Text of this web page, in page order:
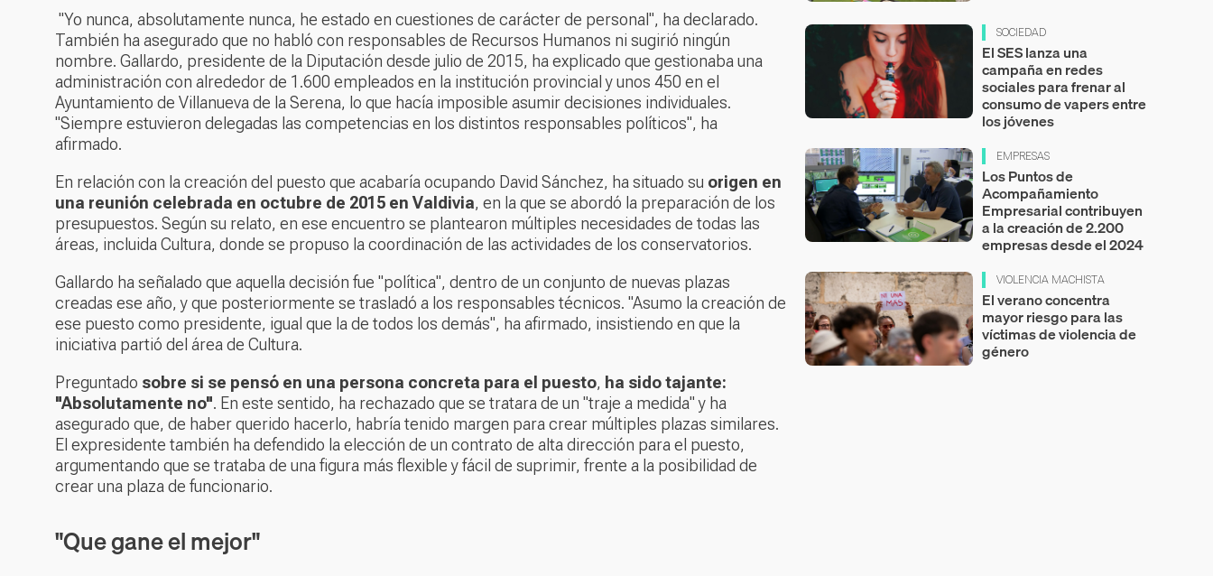
"Yo nunca, absolutamente nunca, he estado en cuestiones de carácter de personal", ha declarado.
También ha asegurado que no habló con responsables de Recursos Humanos ni sugirió ningún
nombre. Gallardo, presidente de la Diputación desde julio de 2015, ha explicado que gestionaba una
administración con alrededor de 1.600 empleados en la institución provincial y unos 450 en el
Ayuntamiento de Villanueva de la Serena, lo que hacía imposible asumir decisiones individuales.
"Siempre estuvieron delegadas las competencias en los distintos responsables políticos", ha
afirmado.
En relación con la creación del puesto que acabaría ocupando David Sánchez, ha situado su origen en
una reunión celebrada en octubre de 2015 en Valdivia, en la que se abordó la preparación de los
presupuestos. Según su relato, en ese encuentro se plantearon múltiples necesidades de todas las
áreas, incluida Cultura, donde se propuso la coordinación de las actividades de los conservatorios.
Gallardo ha señalado que aquella decisión fue "política", dentro de un conjunto de nuevas plazas
creadas ese año, y que posteriormente se trasladó a los responsables técnicos. "Asumo la creación de
ese puesto como presidente, igual que la de todos los demás", ha afirmado, insistiendo en que la
iniciativa partió del área de Cultura.
Preguntado sobre si se pensó en una persona concreta para el puesto, ha sido tajante:
"Absolutamente no". En este sentido, ha rechazado que se tratara de un "traje a medida" y ha
asegurado que, de haber querido hacerlo, habría tenido margen para crear múltiples plazas similares.
El expresidente también ha defendido la elección de un contrato de alta dirección para el puesto,
argumentando que se trataba de una figura más flexible y fácil de suprimir, frente a la posibilidad de
crear una plaza de funcionario.
"Que gane el mejor"
SOCIEDAD
El SES lanza una
campaña en redes
sociales para frenar al
consumo de vapers entre
los jóvenes
EMPRESAS
Los Puntos de
Acompañamiento
Empresarial contribuyen
a la creación de 2.200
empresas desde el 2024
VIOLENCIA MACHISTA
El verano concentra
mayor riesgo para las
víctimas de violencia de
género